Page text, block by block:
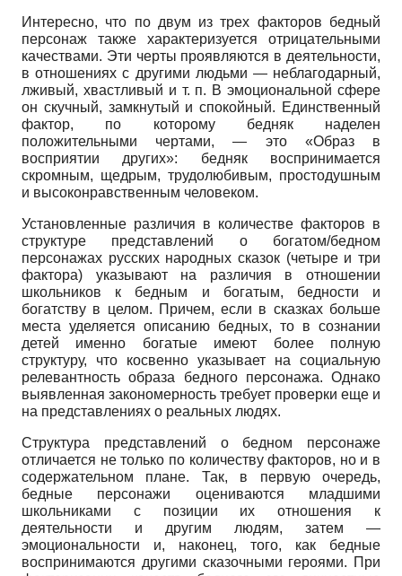
Интересно, что по двум из трех факторов бедный
персонаж также характеризуется отрицательными
качествами. Эти черты проявляются в деятельности,
в отношениях с другими людьми — неблагодарный,
лживый, хвастливый и т. п. В эмоциональной сфере
он скучный, замкнутый и спокойный. Единственный
фактор, по которому бедняк наделен
положительными чертами, — это «Образ в
восприятии других»: бедняк воспринимается
скромным, щедрым, трудолюбивым, простодушным
и высоконравственным человеком.
Установленные различия в количестве факторов в
структуре представлений о богатом/бедном
персонажах русских народных сказок (четыре и три
фактора) указывают на различия в отношении
школьников к бедным и богатым, бедности и
богатству в целом. Причем, если в сказках больше
места уделяется описанию бедных, то в сознании
детей именно богатые имеют более полную
структуру, что косвенно указывает на социальную
релевантность образа бедного персонажа. Однако
выявленная закономерность требует проверки еще и
на представлениях о реальных людях.
Структура представлений о бедном персонаже
отличается не только по количеству факторов, но и в
содержательном плане. Так, в первую очередь,
бедные персонажи оцениваются младшими
школьниками с позиции их отношения к
деятельности и другим людям, затем —
эмоциональности и, наконец, того, как бедные
воспринимаются другими сказочными героями. При